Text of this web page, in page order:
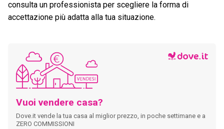
consulta un professionista per scegliere la forma di
accettazione più adatta alla tua situazione.
Vuoi vendere casa?
Dove.it vende la tua casa al miglior prezzo, in poche settimane e a
ZERO COMMISSIONI